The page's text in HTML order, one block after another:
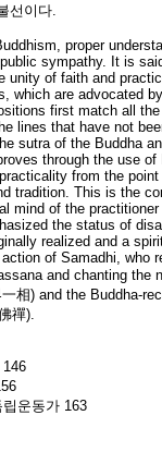
선이다.
proper
sympathy. It is
unity of faith and
which are advocated
first match all
lines that have not
sutra of the Buddha
through the use
from the
tradition. This is the
mind of the
the status of
realized and a
of Samadhi, who
and chanting the
相) and the Buddha-
禪).
146
운동가 163